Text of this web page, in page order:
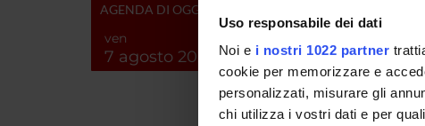
Uso responsabile dei dati
Noi e i nostri 1022 partner
cookie per memorizzare e
personalizzati, misurare gli
chi utilizza i vostri dati e per
AGENDA DI OGGI
ven
7 agosto 2026
FOUNDING
YEAR
2009